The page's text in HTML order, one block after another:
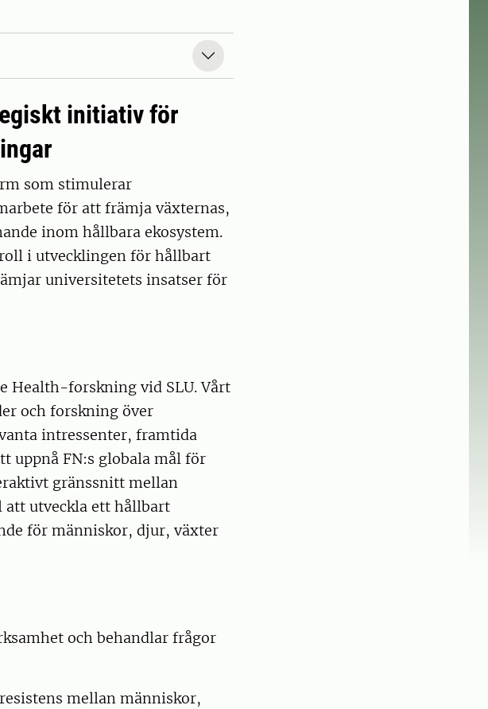
initiativ för
som stimulerar
för att främja växternas,
inom hållbara ekosystem.
i utvecklingen för hållbart
universitetets insatser för
Health-forskning vid SLU. Vårt
och forskning över
intressenter, framtida
uppnå FN:s globala mål för
gränssnitt mellan
utveckla ett hållbart
för människor, djur, växter
och behandlar frågor
mellan människor,